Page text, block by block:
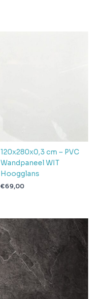
120x280x0,3 cm – PVC
Wandpaneel WIT
Hoogglans
€69,00